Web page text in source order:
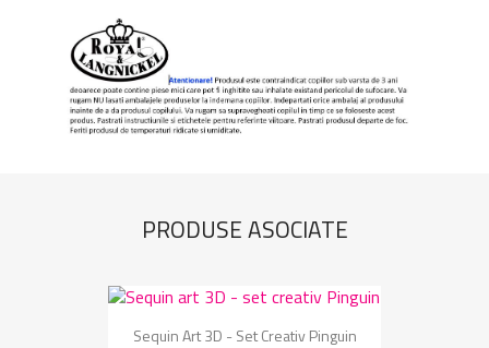
PRODUSE ASOCIATE
Sequin Art 3D - Set Creativ Pinguin